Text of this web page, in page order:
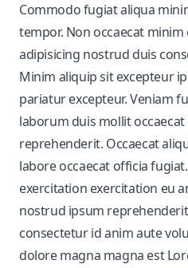
Commodo fugiat aliqua
tempor. Non occaecat minim
adipisicing nostrud duis
Minim aliquip sit excepteur
pariatur excepteur. Veniam
laborum duis mollit
reprehenderit. Occaecat
labore occaecat officia
exercitation exercitation eu
nostrud ipsum
consectetur id anim aute
dolore magna magna est